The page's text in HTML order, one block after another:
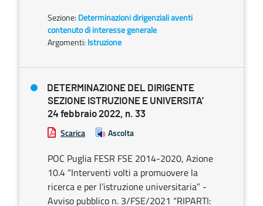
Sezione: Determinazioni dirigenziali aventi
contenuto di interesse generale
Argomenti: Istruzione
DETERMINAZIONE DEL DIRIGENTE
SEZIONE ISTRUZIONE E UNIVERSITA’
24 febbraio 2022, n. 33
Scarica Ascolta
POC Puglia FESR FSE 2014-2020, Azione
10.4 “Interventi volti a promuovere la
ricerca e per l’istruzione universitaria” -
Avviso pubblico n. 3/FSE/2021 “RIPARTI: